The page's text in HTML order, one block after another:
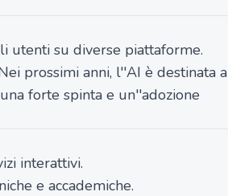
utenti su diverse piattaforme.
prossimi anni, l''AI è destinata a
forte spinta e un''adozione
interattivi.
e accademiche.